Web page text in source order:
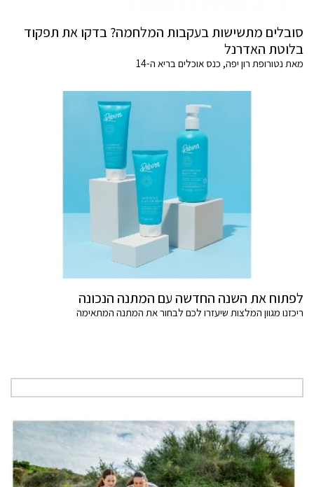
סובלים מתשישות בעקבות המלחמה? בדקו את תפקוד
בלוטת האדרנל
מאת נטורופת רון יפה, כנס אוכלים בריא ה-14
לפתוח את השנה החדשה עם המתנה הנכונה
ריכזנו מגוון המלצות שיעזרו לכם לבחור את המתנה המתאימה